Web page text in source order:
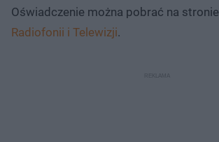
Oświadczenie można pobrać na stronie
Radiofonii i Telewizji.